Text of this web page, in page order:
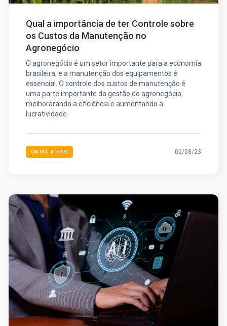
Qual a importância de ter Controle sobre
os Custos da Manutenção no
Agronegócio
O agronegócio é um setor importante para a economia
brasileira, e a manutenção dos equipamentos é
essencial. O controle dos custos de manutenção é
uma parte importante da gestão do agronegócio,
melhorarando a eficiência e aumentando a
lucratividade.
CMMS & EAM 02/08/23